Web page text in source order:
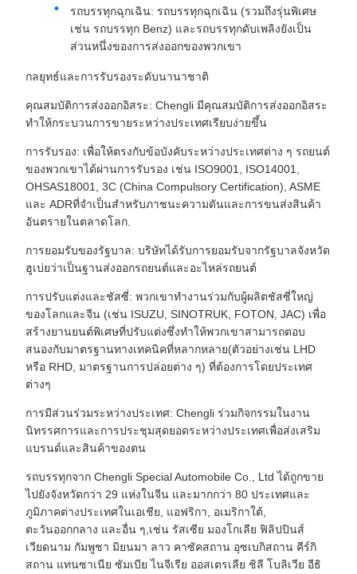
รถบรรทุกฉุกเฉิน: รถบรรทุกฉุกเฉิน (รวมถึงรุ่นพิเศษ
เช่น รถบรรทุก Benz) และรถบรรทุกดับเพลิงยังเป็น
ส่วนหนึ่งของการส่งออกของพวกเขา
กลยุทธ์และการรับรองระดับนานาชาติ
คุณสมบัติการส่งออกอิสระ: Chengli มีคุณสมบัติการส่งออกอิสระ
ทําให้กระบวนการขายระหว่างประเทศเรียบง่ายขึ้น
การรับรอง: เพื่อให้ตรงกับข้อบังคับระหว่างประเทศต่าง ๆ รถยนต์
ของพวกเขาได้ผ่านการรับรอง เช่น ISO9001, ISO14001,
OHSAS18001, 3C (China Compulsory Certification), ASME
และ ADRที่จําเป็นสําหรับภาชนะความดันและการขนส่งสินค้า
อันตรายในตลาดโลก.
การยอมรับของรัฐบาล: บริษัทได้รับการยอมรับจากรัฐบาลจังหวัด
ฮูเบ่ยว่าเป็นฐานส่งออกรถยนต์และอะไหล่รถยนต์
การปรับแต่งและชัสซี่: พวกเขาทํางานร่วมกับผู้ผลิตชัสซี่ใหญ่
ของโลกและจีน (เช่น ISUZU, SINOTRUK, FOTON, JAC) เพื่อ
สร้างยานยนต์พิเศษที่ปรับแต่งซึ่งทําให้พวกเขาสามารถตอบ
สนองกับมาตรฐานทางเทคนิคที่หลากหลาย(ตัวอย่างเช่น LHD
หรือ RHD, มาตรฐานการปล่อยต่าง ๆ) ที่ต้องการโดยประเทศ
ต่างๆ
การมีส่วนร่วมระหว่างประเทศ: Chengli ร่วมกิจกรรมในงาน
นิทรรศการและการประชุมสุดยอดระหว่างประเทศเพื่อส่งเสริม
แบรนด์และสินค้าของตน
รถบรรทุกจาก Chengli Special Automobile Co., Ltd ได้ถูกขาย
ไปยังจังหวัดกว่า 29 แห่งในจีน และมากกว่า 80 ประเทศและ
ภูมิภาคต่างประเทศในเอเชีย, แอฟริกา, อเมริกาใต้,
ตะวันออกกลาง และอื่น ๆ,เช่น รัสเซีย มองโกเลีย ฟิลิปปินส์
เวียดนาม กัมพูชา มิยนมา ลาว คาซัคสถาน อุซเบกิสถาน คีร์กิ
สถาน แทนซาเนีย ซัมเบีย ไนจีเรีย ออสเตรเลีย ชิลี โบลิเวีย อีธิ